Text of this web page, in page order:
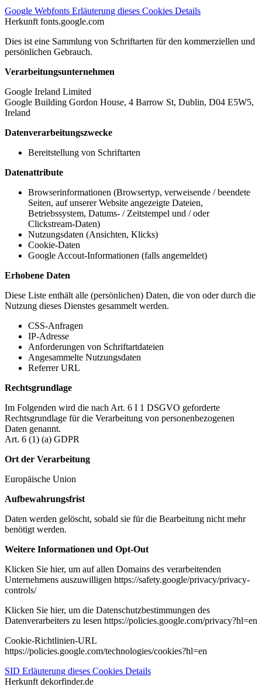
Google Webfonts Erläuterung dieses Cookies Details
Herkunft fonts.google.com
Dies ist eine Sammlung von Schriftarten für den kommerziellen und
persönlichen Gebrauch.
Verarbeitungsunternehmen
Google Ireland Limited
Google Building Gordon House, 4 Barrow St, Dublin, D04 E5W5,
Ireland
Datenverarbeitungszwecke
Bereitstellung von Schriftarten
Datenattribute
Browserinformationen (Browsertyp, verweisende / beendete
Seiten, auf unserer Website angezeigte Dateien,
Betriebssystem, Datums- / Zeitstempel und / oder
Clickstream-Daten)
Nutzungsdaten (Ansichten, Klicks)
Cookie-Daten
Google Accout-Informationen (falls angemeldet)
Erhobene Daten
Diese Liste enthält alle (persönlichen) Daten, die von oder durch die
Nutzung dieses Dienstes gesammelt werden.
CSS-Anfragen
IP-Adresse
Anforderungen von Schriftartdateien
Angesammelte Nutzungsdaten
Referrer URL
Rechtsgrundlage
Im Folgenden wird die nach Art. 6 I 1 DSGVO geforderte
Rechtsgrundlage für die Verarbeitung von personenbezogenen
Daten genannt.
Art. 6 (1) (a) GDPR
Ort der Verarbeitung
Europäische Union
Aufbewahrungsfrist
Daten werden gelöscht, sobald sie für die Bearbeitung nicht mehr
benötigt werden.
Weitere Informationen und Opt-Out
Klicken Sie hier, um auf allen Domains des verarbeitenden
Unternehmens auszuwilligen https://safety.google/privacy/privacy-
controls/
Klicken Sie hier, um die Datenschutzbestimmungen des
Datenverarbeiters zu lesen https://policies.google.com/privacy?hl=en
Cookie-Richtlinien-URL
https://policies.google.com/technologies/cookies?hl=en
SID Erläuterung dieses Cookies Details
Herkunft dekorfinder.de